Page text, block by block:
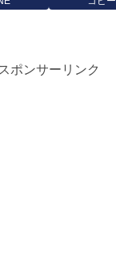
スポンサーリンク